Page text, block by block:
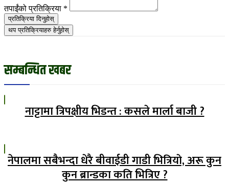
तपाईंको प्रतिक्रिया *
प्रतिक्रिया दिनुहोस्
थप प्रतिक्रियाहरु हेर्नुहोस्
सम्बन्धित खबर
नाट्टामा त्रिपक्षीय भिडन्त : कसले मार्ला बाजी ?
नेपालमा सबैभन्दा धेरै बीवाईडी गाडी भित्रियाे, अरू कुन
कुन ब्रान्डका कति भित्रिए ?